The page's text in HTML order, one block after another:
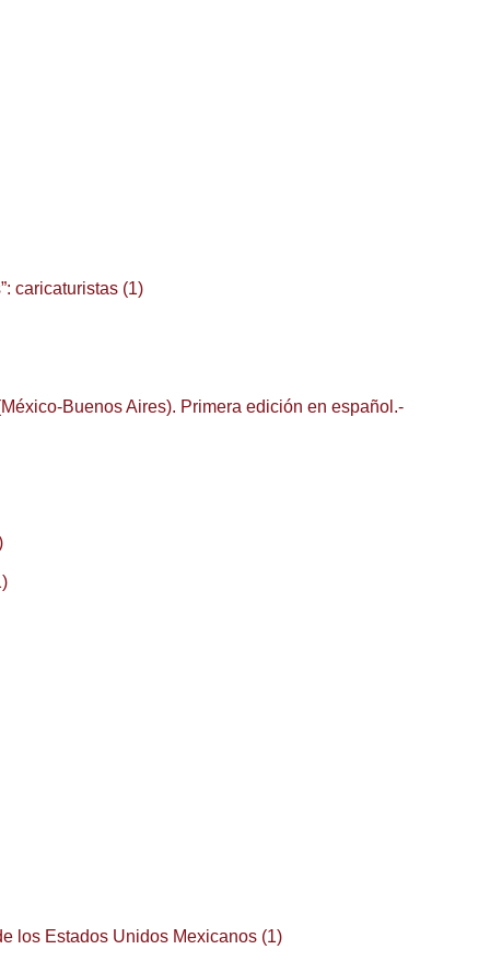
caricaturistas (1)
Buenos Aires). Primera edición en español.-
los Estados Unidos Mexicanos (1)